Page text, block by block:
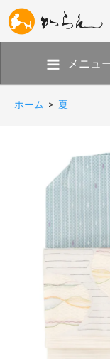
メニュ
ホーム > 夏